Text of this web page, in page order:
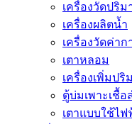
เครื่องวัดปริ
เครื่องผลิตน้ำ
เครื่องวัดค่า
เตาหลอม
เครื่องเพิ่มป
ตู้บ่มเพาะเชื้อ
เตาแบบใช้ไฟ